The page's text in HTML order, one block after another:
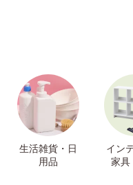
生活雑貨・日
用品
イン
家具